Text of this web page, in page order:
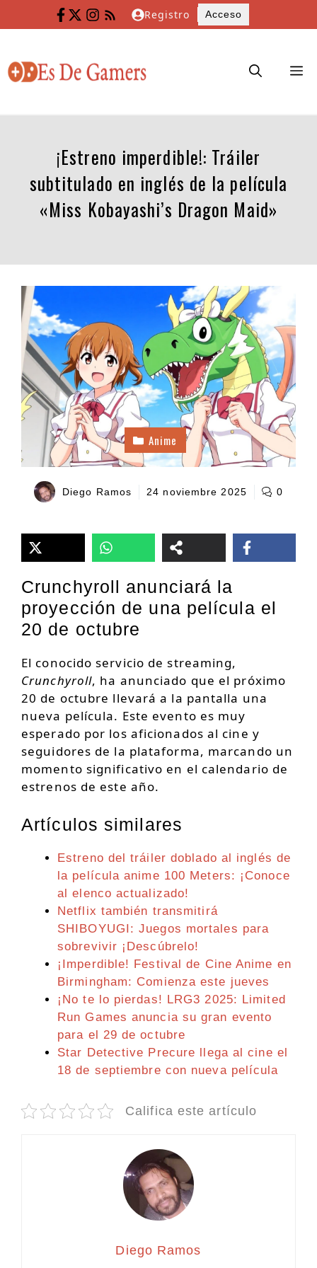
al
Registro Acceso
¡Estreno imperdible!: Tráiler
subtitulado en inglés de la película
«Miss Kobayashi’s Dragon Maid»
Anime
Diego Ramos 24 noviembre 2025 0
Crunchyroll anunciará la
proyección de una película el
20 de octubre
El conocido servicio de streaming,
Crunchyroll, ha anunciado que el próximo
20 de octubre llevará a la pantalla una
nueva película. Este evento es muy
esperado por los aficionados al cine y
seguidores de la plataforma, marcando un
momento significativo en el calendario de
estrenos de este año.
Artículos similares
Estreno del tráiler doblado al inglés de
la película anime 100 Meters: ¡Conoce
al elenco actualizado!
Netflix también transmitirá
SHIBOYUGI: Juegos mortales para
sobrevivir ¡Descúbrelo!
¡Imperdible! Festival de Cine Anime en
Birmingham: Comienza este jueves
¡No te lo pierdas! LRG3 2025: Limited
Run Games anuncia su gran evento
para el 29 de octubre
Star Detective Precure llega al cine el
18 de septiembre con nueva película
Califica este artículo
Diego Ramos